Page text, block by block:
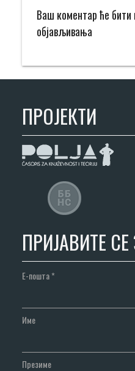
Ваш коментар ће бити
објављивања
ПРОЈЕКТИ
ПРИЈАВИТЕ СЕ
Е-пошта*
Име
Презиме